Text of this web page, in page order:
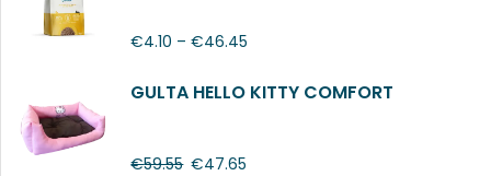
€4.10 – €46.45
GULTA HELLO KITTY COMFORT
€59.55 €47.65